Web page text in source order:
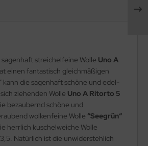
streichelfeine Wolle Uno A
einen fantastisch gleichmäßigen
die sagenhaft schöne und edel-
ziehenden Wolle Uno A Ritorto 5
bezaubernd schöne und
wolkenfeine Wolle “Seegrün“
herrlich kuschelweiche Wolle
Natürlich ist die unwiderstehlich